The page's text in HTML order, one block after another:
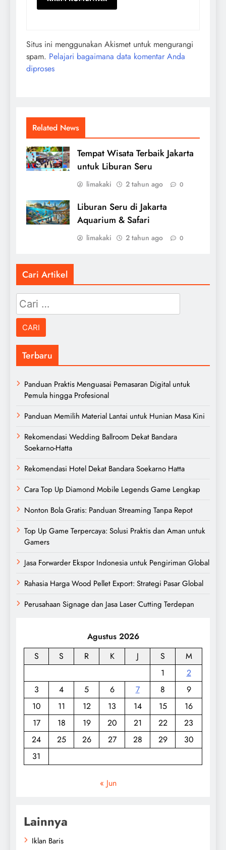
Situs ini menggunakan Akismet untuk mengurangi
spam. Pelajari bagaimana data komentar Anda
diproses
Related News
Tempat Wisata Terbaik Jakarta
untuk Liburan Seru
limakaki 2 tahun ago 0
Liburan Seru di Jakarta
Aquarium & Safari
limakaki 2 tahun ago 0
Cari Artikel
Cari
untuk:
Terbaru
Panduan Praktis Menguasai Pemasaran Digital untuk
Pemula hingga Profesional
Panduan Memilih Material Lantai untuk Hunian Masa Kini
Rekomendasi Wedding Ballroom Dekat Bandara
Soekarno-Hatta
Rekomendasi Hotel Dekat Bandara Soekarno Hatta
Cara Top Up Diamond Mobile Legends Game Lengkap
Nonton Bola Gratis: Panduan Streaming Tanpa Repot
Top Up Game Terpercaya: Solusi Praktis dan Aman untuk
Gamers
Jasa Forwarder Ekspor Indonesia untuk Pengiriman Global
Rahasia Harga Wood Pellet Export: Strategi Pasar Global
Perusahaan Signage dan Jasa Laser Cutting Terdepan
Agustus 2026
S
S R K J S
M
1
2
3
4 5 6 7 8
9
10
11 12 13 14 15
16
17
18 19 20 21 22
23
24
25 26 27 28 29
30
31
« Jun
Lainnya
Iklan Baris